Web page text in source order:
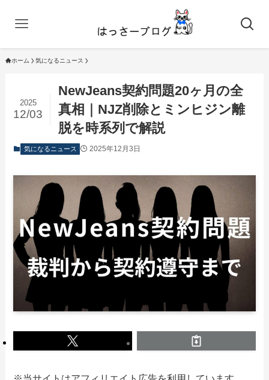
ホーム 気になるニュース
NewJeans契約問題20ヶ月の全
真相｜NJZ削除とミンヒジン離
脱を時系列で解説
2025
12/03
気になるニュース 2025年12月3日